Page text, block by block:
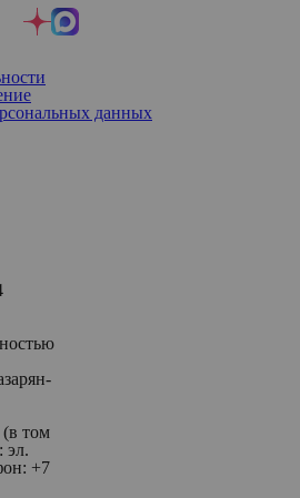
данных
(в том
эл.
+7